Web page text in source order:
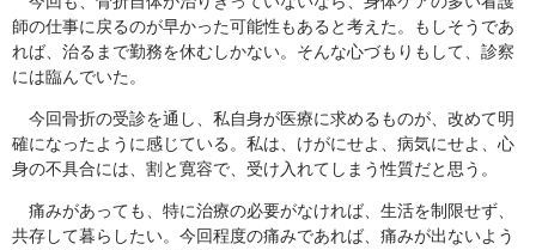
師の仕事に戻るのが早かった可能性もあると考えた。もしそうであ
れば、治るまで勤務を休むしかない。そんな心づもりもして、診察
には臨んでいた。
今回骨折の受診を通し、私自身が医療に求めるものが、改めて明
確になったように感じている。私は、けがにせよ、病気にせよ、心
身の不具合には、割と寛容で、受け入れてしまう性質だと思う。
痛みがあっても、特に治療の必要がなければ、生活を制限せず、
共存して暮らしたい。今回程度の痛みであれば、痛みが出ないよう